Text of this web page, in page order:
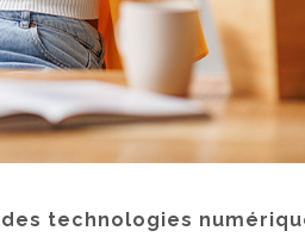
technologies